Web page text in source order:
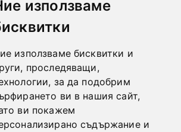
използваме
използваме бисквитки и
проследяващи,
за да подобрим
ви в нашия сайт,
ви покажем
съдържание и
0887306604